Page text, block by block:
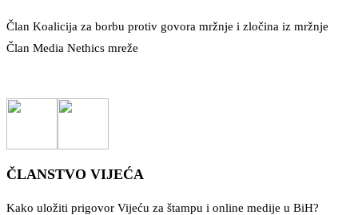
Član Koalicija za borbu protiv govora mržnje i zločina iz mržnje
Član Media Nethics mreže
ČLANSTVO VIJEĆA
Kako uložiti prigovor Vijeću za štampu i online medije u BiH?